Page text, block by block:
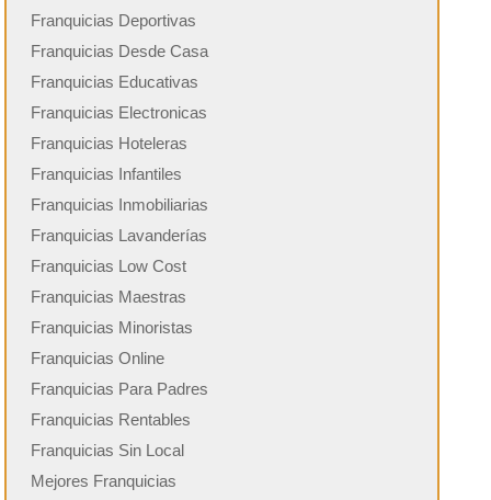
Franquicias Deportivas
Franquicias Desde Casa
Franquicias Educativas
Franquicias Electronicas
Franquicias Hoteleras
Franquicias Infantiles
Franquicias Inmobiliarias
Franquicias Lavanderías
Franquicias Low Cost
Franquicias Maestras
Franquicias Minoristas
Franquicias Online
Franquicias Para Padres
Franquicias Rentables
Franquicias Sin Local
Mejores Franquicias